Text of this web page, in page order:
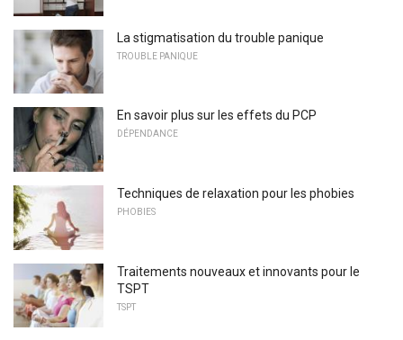
La stigmatisation du trouble panique
TROUBLE PANIQUE
En savoir plus sur les effets du PCP
DÉPENDANCE
Techniques de relaxation pour les phobies
PHOBIES
Traitements nouveaux et innovants pour le
TSPT
TSPT